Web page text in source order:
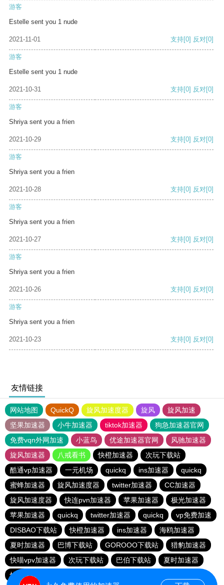
游客
Estelle sent you 1 nude
2021-11-01 支持[0] 反对[0]
游客
Estelle sent you 1 nude
2021-10-31 支持[0] 反对[0]
游客
Shriya sent you a frien
2021-10-29 支持[0] 反对[0]
游客
Shriya sent you a frien
2021-10-28 支持[0] 反对[0]
游客
Shriya sent you a frien
2021-10-27 支持[0] 反对[0]
游客
Shriya sent you a frien
2021-10-26 支持[0] 反对[0]
游客
Shriya sent you a frien
2021-10-23 支持[0] 反对[0]
友情链接
网站地图 QuickQ 旋风加速度器 旋风
旋风加速
坚果加速器
小牛加速器 tiktok加速器
狗急加速器官网
免费vqn外网加速
小蓝鸟 优途加速器官网
风驰加速器
旋风加速器
八戒看书 快橙加速器
次玩下载站
酷通vp加速器
一元机场 quickq ins加速器
quickq
蜜蜂加速器
旋风加速度器 twitter加速器
CC加速器
旋风加速度器
快连pvn加速器 苹果加速器
极光加速器
苹果加速器
quickq twitter加速器 quickq
vp免费加速
DISBAO下载站
快橙加速器 ins加速器
海鸥加速器
夏时加速器
巴博下载站 GOROOO下载站
猎豹加速器
快喵vpv加速器
次玩下载站 巴伯下载站
夏时加速器
快橙加速器